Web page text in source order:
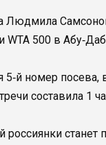
Людмила
WTA 500 в
номер посева,
составила 1